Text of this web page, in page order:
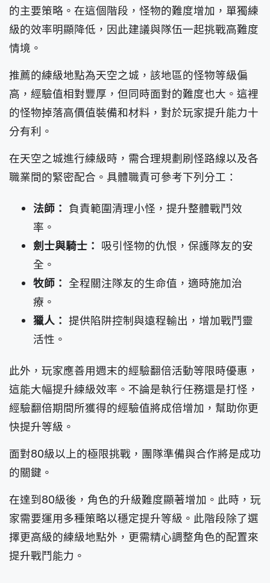
的主要策略。在這個階段，怪物的難度增加，單獨練
級的效率明顯降低，因此建議與隊伍一起挑戰高難度
情境。
推薦的練級地點為天空之城，該地區的怪物等級偏
高，經驗值相對豐厚，但同時面對的難度也大。這裡
的怪物掉落高價值裝備和材料，對於玩家提升能力十
分有利。
在天空之城進行練級時，需合理規劃刷怪路線以及各
職業間的緊密配合。具體職責可參考下列分工：
法師： 負責範圍清理小怪，提升整體戰鬥效
率。
劍士與騎士： 吸引怪物的仇恨，保護隊友的安
全。
牧師： 全程關注隊友的生命值，適時施加治
療。
獵人： 提供陷阱控制與遠程輸出，增加戰鬥靈
活性。
此外，玩家應善用週末的經驗翻倍活動等限時優惠，
這能大幅提升練級效率。不論是執行任務還是打怪，
經驗翻倍期間所獲得的經驗值將成倍增加，幫助你更
快提升等級。
面對80級以上的極限挑戰，團隊準備與合作將是成功
的關鍵。
在達到80級後，角色的升級難度顯著增加。此時，玩
家需要運用多種策略以穩定提升等級。此階段除了選
擇更高級的練級地點外，更需精心調整角色的配置來
提升戰鬥能力。